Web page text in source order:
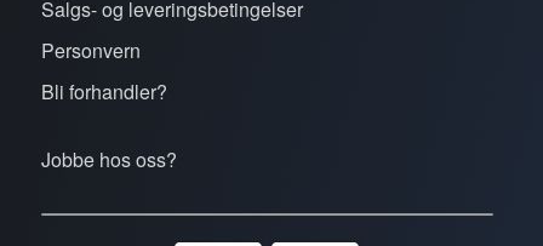
Salgs- og leveringsbetingelser
Personvern
Bli forhandler?
Jobbe hos oss?